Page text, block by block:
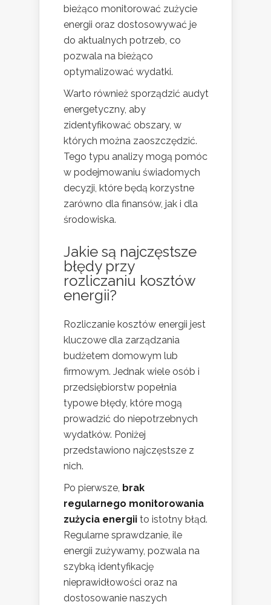
bieżąco monitorować zużycie
energii oraz dostosowywać je
do aktualnych potrzeb, co
pozwala na bieżąco
optymalizować wydatki.
Warto również sporządzić audyt
energetyczny, aby
zidentyfikować obszary, w
których można zaoszczędzić.
Tego typu analizy mogą pomóc
w podejmowaniu świadomych
decyzji, które będą korzystne
zarówno dla finansów, jak i dla
środowiska.
Jakie są najczęstsze
błędy przy
rozliczaniu kosztów
energii?
Rozliczanie kosztów energii jest
kluczowe dla zarządzania
budżetem domowym lub
firmowym. Jednak wiele osób i
przedsiębiorstw popełnia
typowe błędy, które mogą
prowadzić do niepotrzebnych
wydatków. Poniżej
przedstawiono najczęstsze z
nich.
Po pierwsze, brak
regularnego monitorowania
zużycia energii to istotny błąd.
Regularne sprawdzanie, ile
energii zużywamy, pozwala na
szybką identyfikację
nieprawidłowości oraz na
dostosowanie naszych